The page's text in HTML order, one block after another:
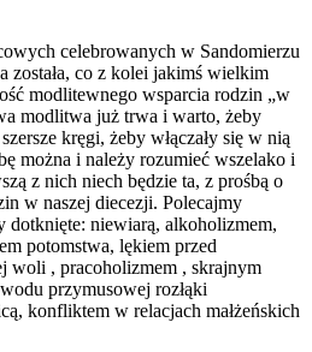
celebrowanych w Sandomierzu
została, co z kolei jakimś wielkim
modlitewnego wsparcia rodzin „w
modlitwa już trwa i warto, żeby
kręgi, żeby włączały się w nią
można i należy rozumieć wszelako i
z nich niech będzie ta, z prośbą o
w naszej diecezji. Polecajmy
niewiarą, alkoholizmem,
potomstwa, lękiem przed
woli , pracoholizmem , skrajnym
przymusowej rozłąki
konfliktem w relacjach małżeńskich